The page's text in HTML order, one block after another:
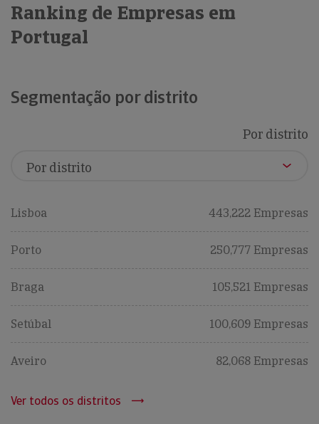
Ranking de Empresas em
Portugal
Segmentação por distrito
Por distrito
Lisboa 443,222 Empresas
Porto 250,777 Empresas
Braga 105,521 Empresas
Setúbal 100,609 Empresas
Aveiro 82,068 Empresas
Ver todos os distritos